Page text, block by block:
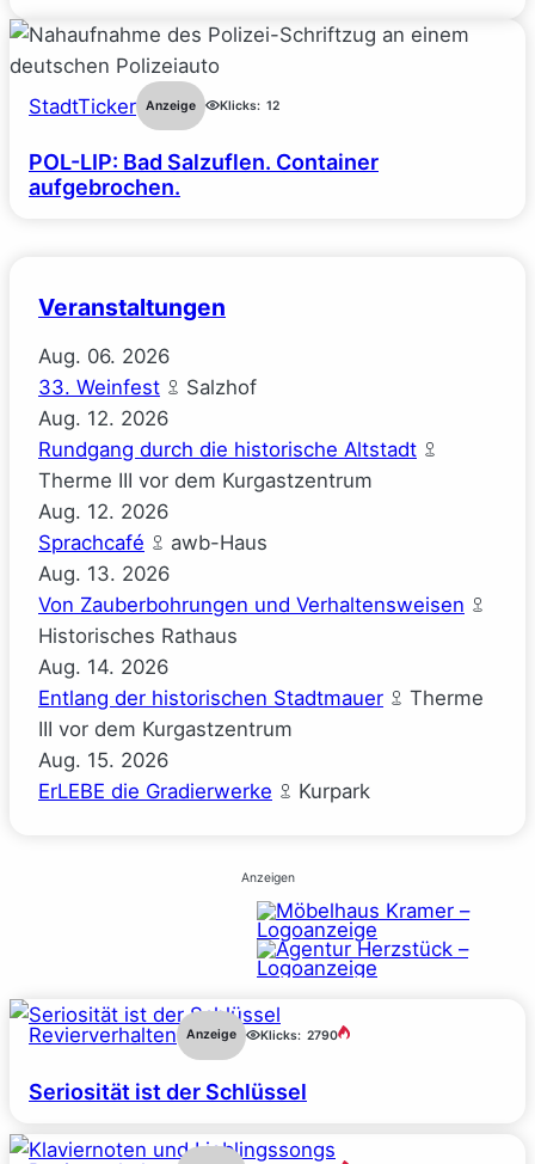
StadtTicker Anzeige Klicks: 12
POL-LIP: Bad Salzuflen. Container
aufgebrochen.
Veranstaltungen
Aug. 06. 2026
33. Weinfest
Salzhof
Aug. 12. 2026
Rundgang durch die historische Altstadt
Therme III vor dem Kurgastzentrum
Aug. 12. 2026
Sprachcafé
awb-Haus
Aug. 13. 2026
Von Zauberbohrungen und Verhaltensweisen
Historisches Rathaus
Aug. 14. 2026
Entlang der historischen Stadtmauer
Therme
III vor dem Kurgastzentrum
Aug. 15. 2026
ErLEBE die Gradierwerke
Kurpark
Anzeigen
Revierverhalten Anzeige Klicks: 2790
Seriosität ist der Schlüssel